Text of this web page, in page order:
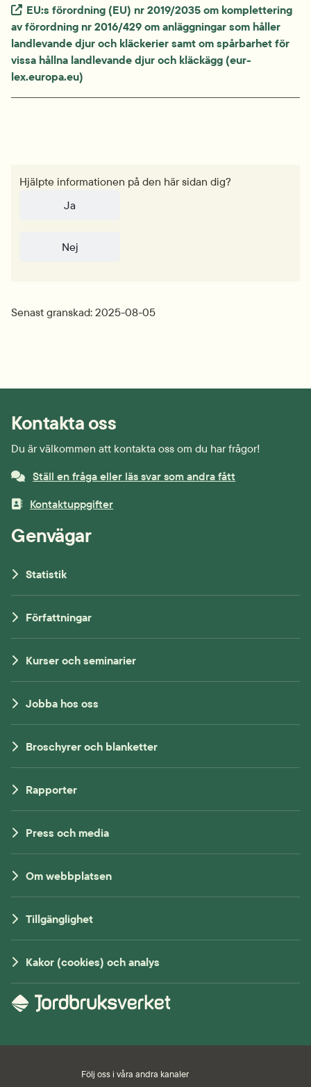
Extern länk.
EU:s förordning (EU) nr 2019/2035 om komplettering
av förordning nr 2016/429 om anläggningar som håller
landlevande djur och kläckerier samt om spårbarhet för
vissa hållna landlevande djur och kläckägg (eur-
lex.europa.eu)
Hjälpte informationen på den här sidan dig?
Ja
Nej
Senast granskad: 2025-08-05
Kontakta oss
Du är välkommen att kontakta oss om du har frågor!
Ställ en fråga eller läs svar som andra fått
Kontaktuppgifter
Genvägar
Statistik
Författningar
Kurser och seminarier
Jobba hos oss
Broschyrer och blanketter
Rapporter
Press och media
Om webbplatsen
Tillgänglighet
Kakor (cookies) och analys
Följ oss i våra andra kanaler